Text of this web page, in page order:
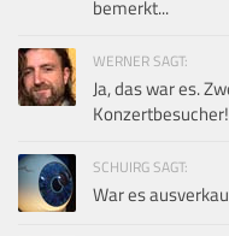
bemerkt...
WERNER SAGT:
Ja, das war es.
Konzertbesucher!
SCHUIRG SAGT:
War es